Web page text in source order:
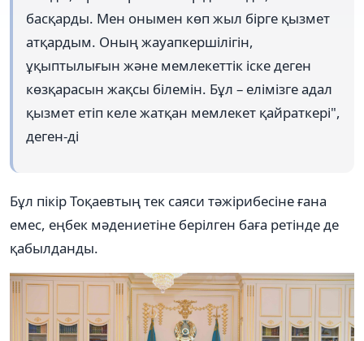
басқарды. Мен онымен көп жыл бірге қызмет
атқардым. Оның жауапкершілігін,
ұқыптылығын және мемлекеттік іске деген
көзқарасын жақсы білемін. Бұл – елімізге адал
қызмет етіп келе жатқан мемлекет қайраткері",
деген-ді
Бұл пікір Тоқаевтың тек саяси тәжірибесіне ғана
емес, еңбек мәдениетіне берілген баға ретінде де
қабылданды.